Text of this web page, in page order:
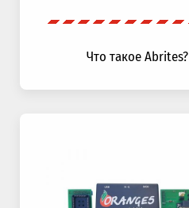
Что такое Abrites?